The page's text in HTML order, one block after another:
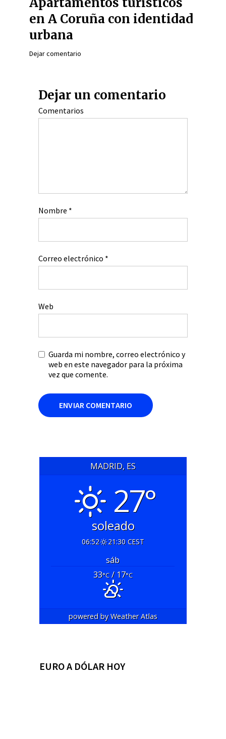
en A Coruña con identidad
urbana
Dejar comentario
Dejar un comentario
Comentarios
Nombre *
Correo electrónico *
Web
Guarda mi nombre, correo electrónico y
web en este navegador para la próxima
vez que comente.
MADRID, ES
27°
soleado
06:52 21:30 CEST
sáb
33°C/ 17°C
powered byWeather Atlas
EURO A DÓLAR HOY